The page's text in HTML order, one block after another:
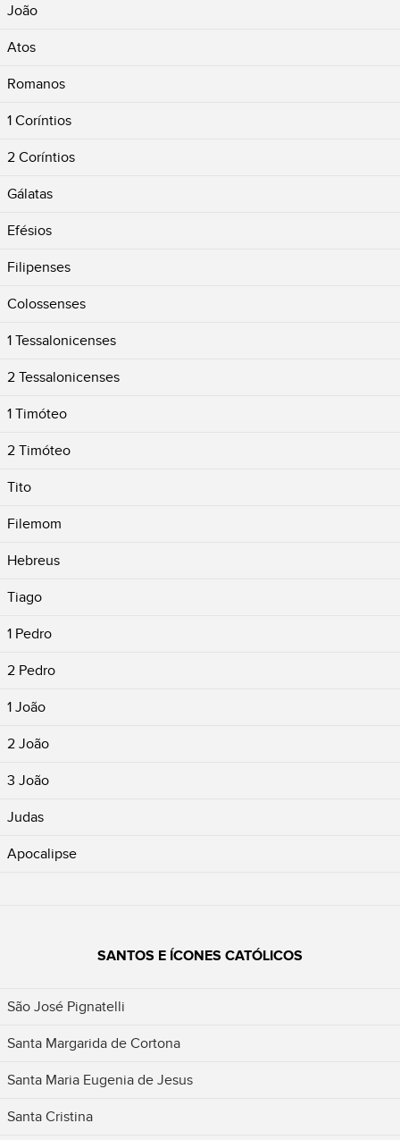
João
Atos
Romanos
1 Coríntios
2 Coríntios
Gálatas
Efésios
Filipenses
Colossenses
1 Tessalonicenses
2 Tessalonicenses
1 Timóteo
2 Timóteo
Tito
Filemom
Hebreus
Tiago
1 Pedro
2 Pedro
1 João
2 João
3 João
Judas
Apocalipse
SANTOS E ÍCONES CATÓLICOS
São José Pignatelli
Santa Margarida de Cortona
Santa Maria Eugenia de Jesus
Santa Cristina